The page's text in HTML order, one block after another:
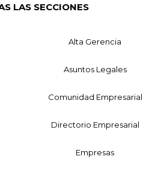
LAS SECCIONES
Alta Gerencia
Asuntos Legales
Comunidad Empresarial
Directorio Empresarial
Empresas